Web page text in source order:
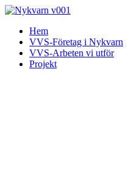
Skip
contentHem
VVS-Företag i Nykvarn
VVS-Arbeten vi utför
Projekt